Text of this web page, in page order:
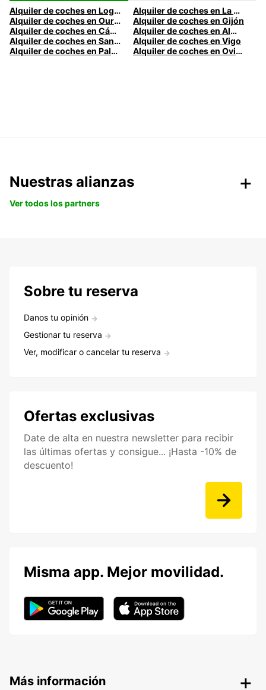
Alquiler de coches en Logroño
Alquiler de coches en La Coruña
Alquiler de coches en Ourense
Alquiler de coches en Gijón
Alquiler de coches en Cádiz
Alquiler de coches en Almería
Alquiler de coches en Santander
Alquiler de coches en Vigo
Alquiler de coches en Palma
Alquiler de coches en Oviedo
Nuestras alianzas
Ver todos los partners
Sobre tu reserva
Danos tu opinión
Gestionar tu reserva
Ver, modificar o cancelar tu reserva
Ofertas exclusivas
Date de alta en nuestra newsletter para recibir
las últimas ofertas y consigue... ¡Hasta -10% de
descuento!
Misma app. Mejor movilidad.
Más información